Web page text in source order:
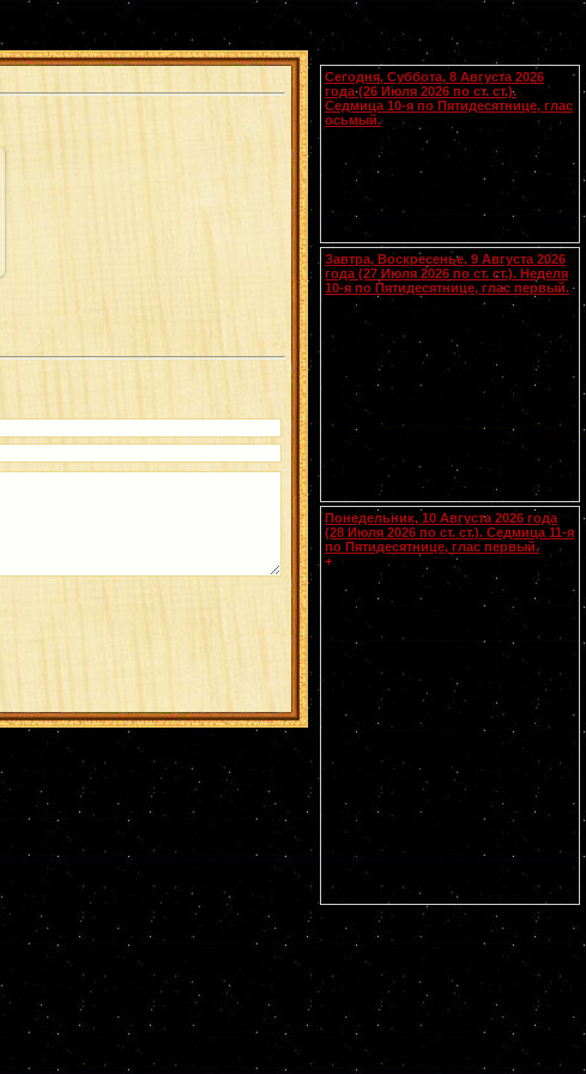
Сегодня, Суббота, 8 Августа 2026
года (26 Июля 2026 по ст. ст.).
Седмица 10-я по Пятидесятнице, глас
осьмый.
Сщмчч. Ермолая, Ермиппа и Ермократа,
иереев Никомидийских (ок. 305). Прп.
Моисея Угрина, Печерского, в Ближних
пещерах (ок. 1043). Прмц. Параскевы
Чтения на этот год не определены
Завтра, Воскресенье, 9 Августа 2026
года (27 Июля 2026 по ст. ст.). Неделя
10-я по Пятидесятнице, глас первый.
Собор Смоленских святых
[.:]
Пантелеимона
Германа Аляскинского (1837). Блж.
Николая Кочанова, Христа ради
юродивого, Новгородского (1392). Прп.
Равноапостольных: Климента, еп.
Горазда и Ангеляра, учеников свв.
Кирилла и Мефодия (Болг.
Христодула (1777) (
Греч.
Понедельник, 10 Августа 2026 года
(28 Июля 2026 по ст. ст.). Седмица 11-я
по Пятидесятнице, глас первый.
+
Смоленской
иконы Божией Матери,
именуемой Одигитрия
(Путеводительница) (
принесена из
Царьграда в 1046 г.
). Апп. от 70-ти
диаконов (I). Свт. Питирима, еп.
Тамбовского (1698). Собор Тамбовских
Печерского, в Дальних пещерах (XIII-
XIV). Мчч. Иулиана Далматского (II),
Евстафия воина (ок. 316) и Акакия (ок.
321). Прп. Ирины, Каппадокийской. Прп.
Павла Ксиропотамита, Афонского.
и Умиление Серафимо-Дивеевской
(1885) икон Божией Матери. Чтимые
списки со Смоленской иконы Божией
Матери: Устюжская (1290),
Выдропусская (XV), Воронинская (1524),
(XVI), Югская (1615), Игрицкая (1624),
Лавре) (1730).